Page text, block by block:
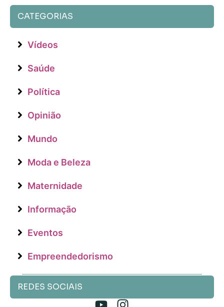
CATEGORIAS
Vídeos
Saúde
Política
Opinião
Mundo
Moda e Beleza
Maternidade
Informação
Eventos
Empreendedorismo
REDES SOCIAIS